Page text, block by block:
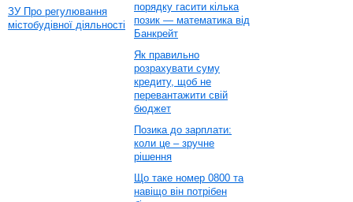
ЗУ Про регулювання
містобудівної діяльності
порядку гасити кілька
позик — математика від
Банкрейт
Як правильно
розрахувати суму
кредиту, щоб не
перевантажити свій
бюджет
Позика до зарплати:
коли це – зручне
рішення
Що таке номер 0800 та
навіщо він потрібен